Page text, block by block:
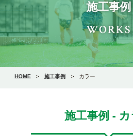
施工事例
WORKS
HOME > 施工事例 > カラー
施工事例 -